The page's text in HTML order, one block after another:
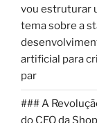
vou estruturar
tema sobre a
artificial para
par
### A